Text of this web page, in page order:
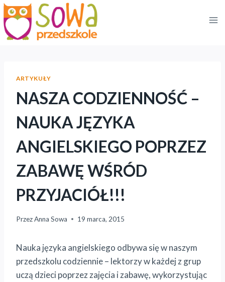
Przejdź
do
treści
ARTYKUŁY
NASZA CODZIENNOŚĆ –
NAUKA JĘZYKA
ANGIELSKIEGO POPRZEZ
ZABAWĘ WŚRÓD
PRZYJACIÓŁ!!!
PrzezAnna Sowa 19 marca, 2015
Nauka języka angielskiego odbywa się w naszym
przedszkolu codziennie – lektorzy w każdej z grup
uczą dzieci poprzez zajęcia i zabawę, wykorzystując